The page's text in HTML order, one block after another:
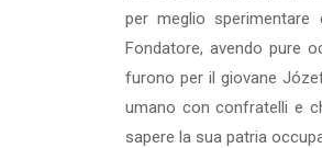
per meglio
Fondatore, avendo pure
furono per il giovane
umano con confratelli e
sapere la sua patria